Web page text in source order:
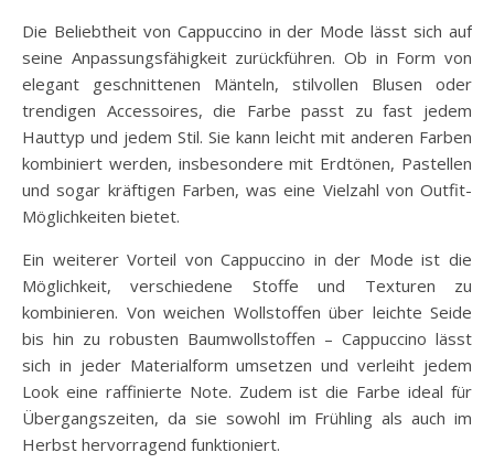
Die Beliebtheit von Cappuccino in der Mode lässt sich auf
seine Anpassungsfähigkeit zurückführen. Ob in Form von
elegant geschnittenen Mänteln, stilvollen Blusen oder
trendigen Accessoires, die Farbe passt zu fast jedem
Hauttyp und jedem Stil. Sie kann leicht mit anderen Farben
kombiniert werden, insbesondere mit Erdtönen, Pastellen
und sogar kräftigen Farben, was eine Vielzahl von Outfit-
Möglichkeiten bietet.
Ein weiterer Vorteil von Cappuccino in der Mode ist die
Möglichkeit, verschiedene Stoffe und Texturen zu
kombinieren. Von weichen Wollstoffen über leichte Seide
bis hin zu robusten Baumwollstoffen – Cappuccino lässt
sich in jeder Materialform umsetzen und verleiht jedem
Look eine raffinierte Note. Zudem ist die Farbe ideal für
Übergangszeiten, da sie sowohl im Frühling als auch im
Herbst hervorragend funktioniert.